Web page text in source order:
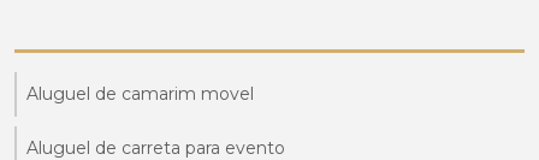
Aluguel de camarim movel
Aluguel de carreta para evento